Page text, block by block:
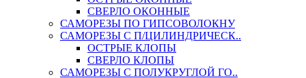
СВЕРЛО ОКОННЫЕ
САМОРЕЗЫ ПО ГИПСОВОЛОКНУ
САМОРЕЗЫ С П/ЦИЛИНДРИЧЕСК..
ОСТРЫЕ КЛОПЫ
СВЕРЛО КЛОПЫ
САМОРЕЗЫ С ПОЛУКРУГЛОЙ ГО..